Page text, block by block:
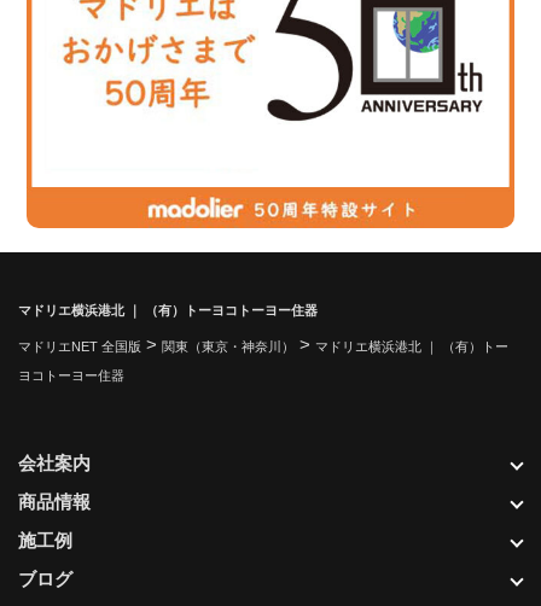
マドリエ横浜港北 ｜ （有）トーヨコトーヨー住器
マドリエNET 全国版 > 関東（東京・神奈川） > マドリエ横浜港北 ｜ （有）トー
ヨコトーヨー住器
会社案内
商品情報
施工例
ブログ